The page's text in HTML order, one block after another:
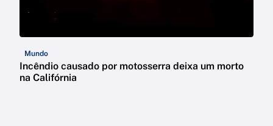
Mundo
Incêndio causado por motosserra deixa um morto
na Califórnia